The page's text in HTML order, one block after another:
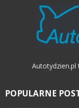
POPULARNE